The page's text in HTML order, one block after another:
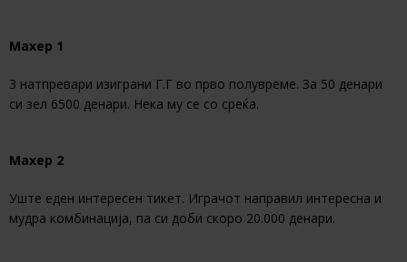
Махер 1
3 натпревари изиграни Г.Г во прво полувреме. За 50 денари
си зел 6500 денари. Нека му се со среќа.
Махер 2
Уште еден интересен тикет. Играчот направил интересна и
мудра комбинација, па си доби скоро 20.000 денари.